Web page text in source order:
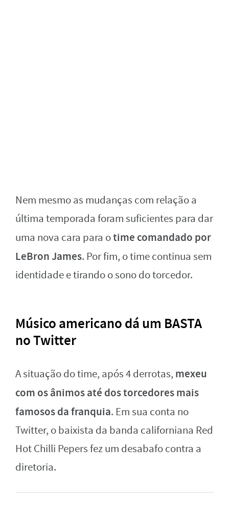
Nem mesmo as mudanças com relação a
última temporada foram suficientes para dar
uma nova cara para otime comandado por
LeBron James. Por fim, o time continua sem
identidade e tirando o sono do torcedor.
Músico americano dá um BASTA
no Twitter
A situação do time, após 4 derrotas, mexeu
com os ânimos até dos torcedores mais
famosos da franquia. Em sua conta no
Twitter, o baixista da banda californiana Red
Hot Chilli Pepers fez um desabafo contra a
diretoria.